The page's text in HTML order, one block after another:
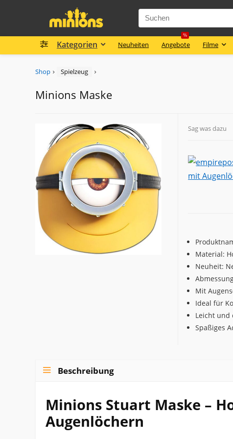
Kategorien Neuheiten Angebote
%
Filme
Shop Spielzeug
Minions Maske
Sag was dazu
Material:
Neuheit:
Mit
Ideal für
Leicht und
Spaßiges
Beschreibung
Minions Stuart Maske –
Augenlöchern